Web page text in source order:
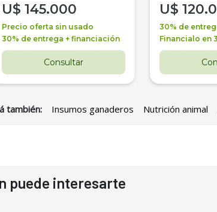
U$ 145.000
Precio oferta sin usado
30% de entrega + financiación
Consultar
U$
30% de
Financialo en
también: Insumos ganaderos Nutrición animal
puede interesarte